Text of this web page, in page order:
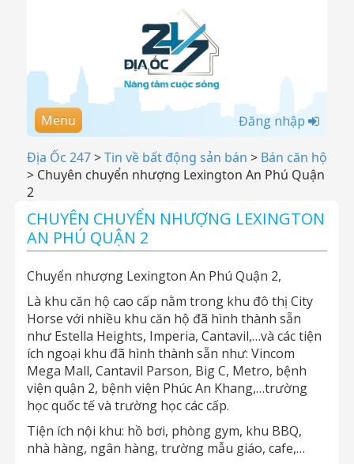
Menu Đăng nhập
Địa Ốc 247>Tin về bất động sản bán > Bán căn hộ
> Chuyên chuyển nhượng Lexington An Phú Quận
2
CHUYÊN CHUYỂN NHƯỢNG LEXINGTON
AN PHÚ QUẬN 2
Chuyển nhượng Lexington An Phú Quận 2,
Là khu căn hộ cao cấp nằm trong khu đô thị City
Horse với nhiều khu căn hộ đã hình thành sẵn
như Estella Heights, Imperia, Cantavil,…và các tiện
ích ngoại khu đã hình thành sẵn như: Vincom
Mega Mall, Cantavil Parson, Big C, Metro, bệnh
viện quận 2, bệnh viện Phúc An Khang,…trường
học quốc tế và trường học các cấp.
Tiện ích nội khu: hồ bơi, phòng gym, khu BBQ,
nhà hàng, ngân hàng, trường mẫu giáo, cafe,…